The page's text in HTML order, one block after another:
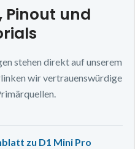
und
stehen direkt auf unserem
wir vertrauenswürdige
zu D1 Mini Pro